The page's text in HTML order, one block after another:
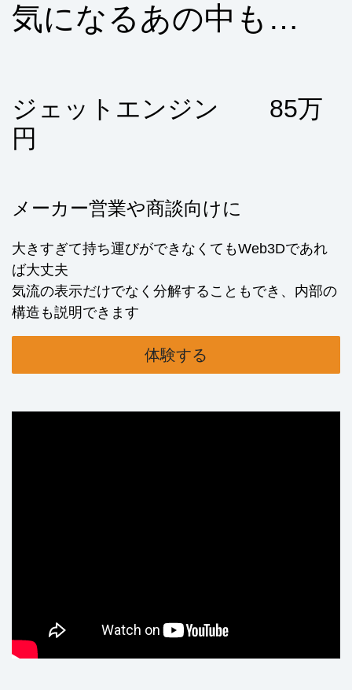
気になるあの中も…
ジェットエンジン 85万
円
メーカー営業や商談向けに
大きすぎて持ち運びができなくてもWeb3Dであれ
ば大丈夫
気流の表示だけでなく分解することもでき、内部の
構造も説明できます
体験する